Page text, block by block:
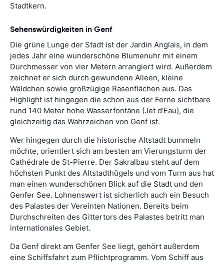
Stadtkern.
Sehenswürdigkeiten in Genf
Die grüne Lunge der Stadt ist der Jardin Anglais, in dem
jedes Jahr eine wunderschöne Blumenuhr mit einem
Durchmesser von vier Metern arrangiert wird. Außerdem
zeichnet er sich durch gewundene Alleen, kleine
Wäldchen sowie großzügige Rasenflächen aus. Das
Highlight ist hingegen die schon aus der Ferne sichtbare
rund 140 Meter hohe Wasserfontäne (Jet d'Eau), die
gleichzeitig das Wahrzeichen von Genf ist.
Wer hingegen durch die historische Altstadt bummeln
möchte, orientiert sich am besten am Vierungsturm der
Cathédrale de St-Pierre. Der Sakralbau steht auf dem
höchsten Punkt des Altstadthügels und vom Turm aus hat
man einen wunderschönen Blick auf die Stadt und den
Genfer See. Lohnenswert ist sicherlich auch ein Besuch
des Palastes der Vereinten Nationen. Bereits beim
Durchschreiten des Gittertors des Palastes betritt man
internationales Gebiet.
Da Genf direkt am Genfer See liegt, gehört außerdem
eine Schiffsfahrt zum Pflichtprogramm. Vom Schiff aus